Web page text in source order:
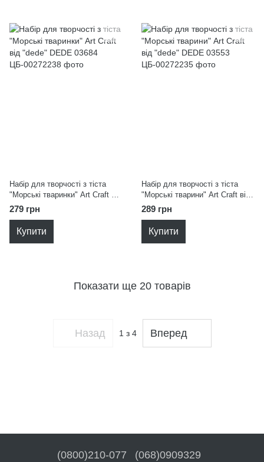
Набір для творчості з тіста
"Морські тваринки" Art Craft від
"dede" DEDE 03684
279 грн
Купити
Набір для творчості з тіста
"Морські тварини" Art Craft від
"dede" DEDE 03553
289 грн
Купити
Показати ще 20 товарів
Назад 1 з 4 Вперед
(0800)210-077 (068)0909329